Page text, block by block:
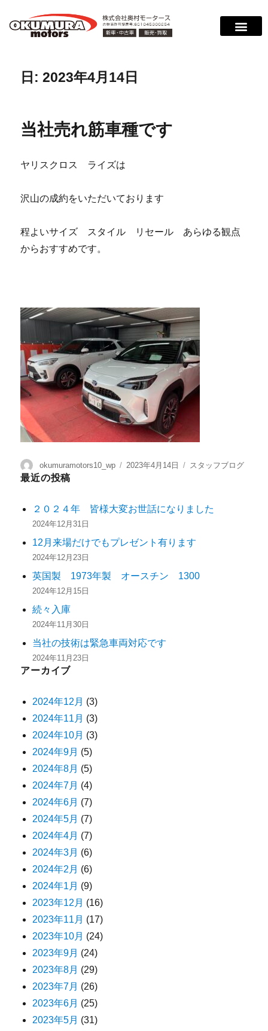
日:2023年4月14日
当社売れ筋車種です
ヤリスクロス ライズは
沢山の成約をいただいております
程よいサイズ スタイル リセール あらゆる観点
からおすすめです。
okumuramotors10_wp 2023年4月14日 スタッフブログ
最近の投稿
２０２４年 皆様大変お世話になりました
2024年12月31日
12月来場だけでもプレゼント有ります
2024年12月23日
英国製 1973年製 オースチン 1300
2024年12月15日
続々入庫
2024年11月30日
当社の技術は緊急車両対応です
2024年11月23日
アーカイブ
2024年12月 (3)
2024年11月 (3)
2024年10月 (3)
2024年9月 (5)
2024年8月 (5)
2024年7月 (4)
2024年6月 (7)
2024年5月 (7)
2024年4月 (7)
2024年3月 (6)
2024年2月 (6)
2024年1月 (9)
2023年12月 (16)
2023年11月 (17)
2023年10月 (24)
2023年9月 (24)
2023年8月 (29)
2023年7月 (26)
2023年6月 (25)
2023年5月 (31)